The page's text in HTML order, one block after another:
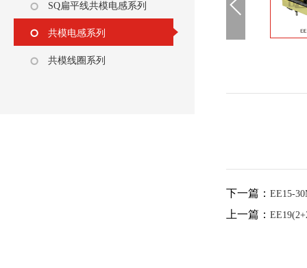
SQ扁平线共模电感系列
共模电感系列
共模线圈系列
下一篇： EE15-
上一篇：